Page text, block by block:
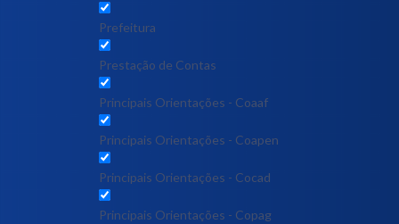
Prefeitura
Prestação de Contas
Principais Orientações - Coaaf
Principais Orientações - Coapen
Principais Orientações - Cocad
Principais Orientações - Copag